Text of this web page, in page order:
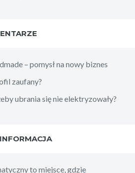
– pomysł na nowy biznes
zaufany?
ubrania się nie elektryzowały?
to miejsce, gdzie